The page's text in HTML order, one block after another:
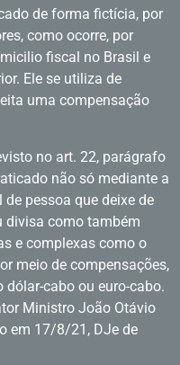
de forma fictícia, por
como ocorre, por
fiscal no Brasil e
Ele se utiliza de
uma compensação
no art. 22, parágrafo
não só mediante a
pessoa que deixe de
divisa como também
e complexas como o
meio de compensações,
cabo ou euro-cabo.
Ministro João Otávio
em 17/8/21, DJe de